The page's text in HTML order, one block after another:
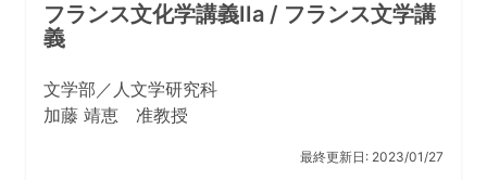
高校生（文学部へ入学を希望している学生）へのメ
ッセージをお願いします。
今、高校１年か２年で、打ち込めることがある人は、ぜ
ひそちらを一生懸命やってください。それが、勉強中心
期テスト以外の勉強はぎりぎりでも良いので、とにかく
フランス文化学講義IIa / フランス文学講
義
文学部／人文学研究科
加藤 靖恵 准教授
最終更新日: 2023/01/27